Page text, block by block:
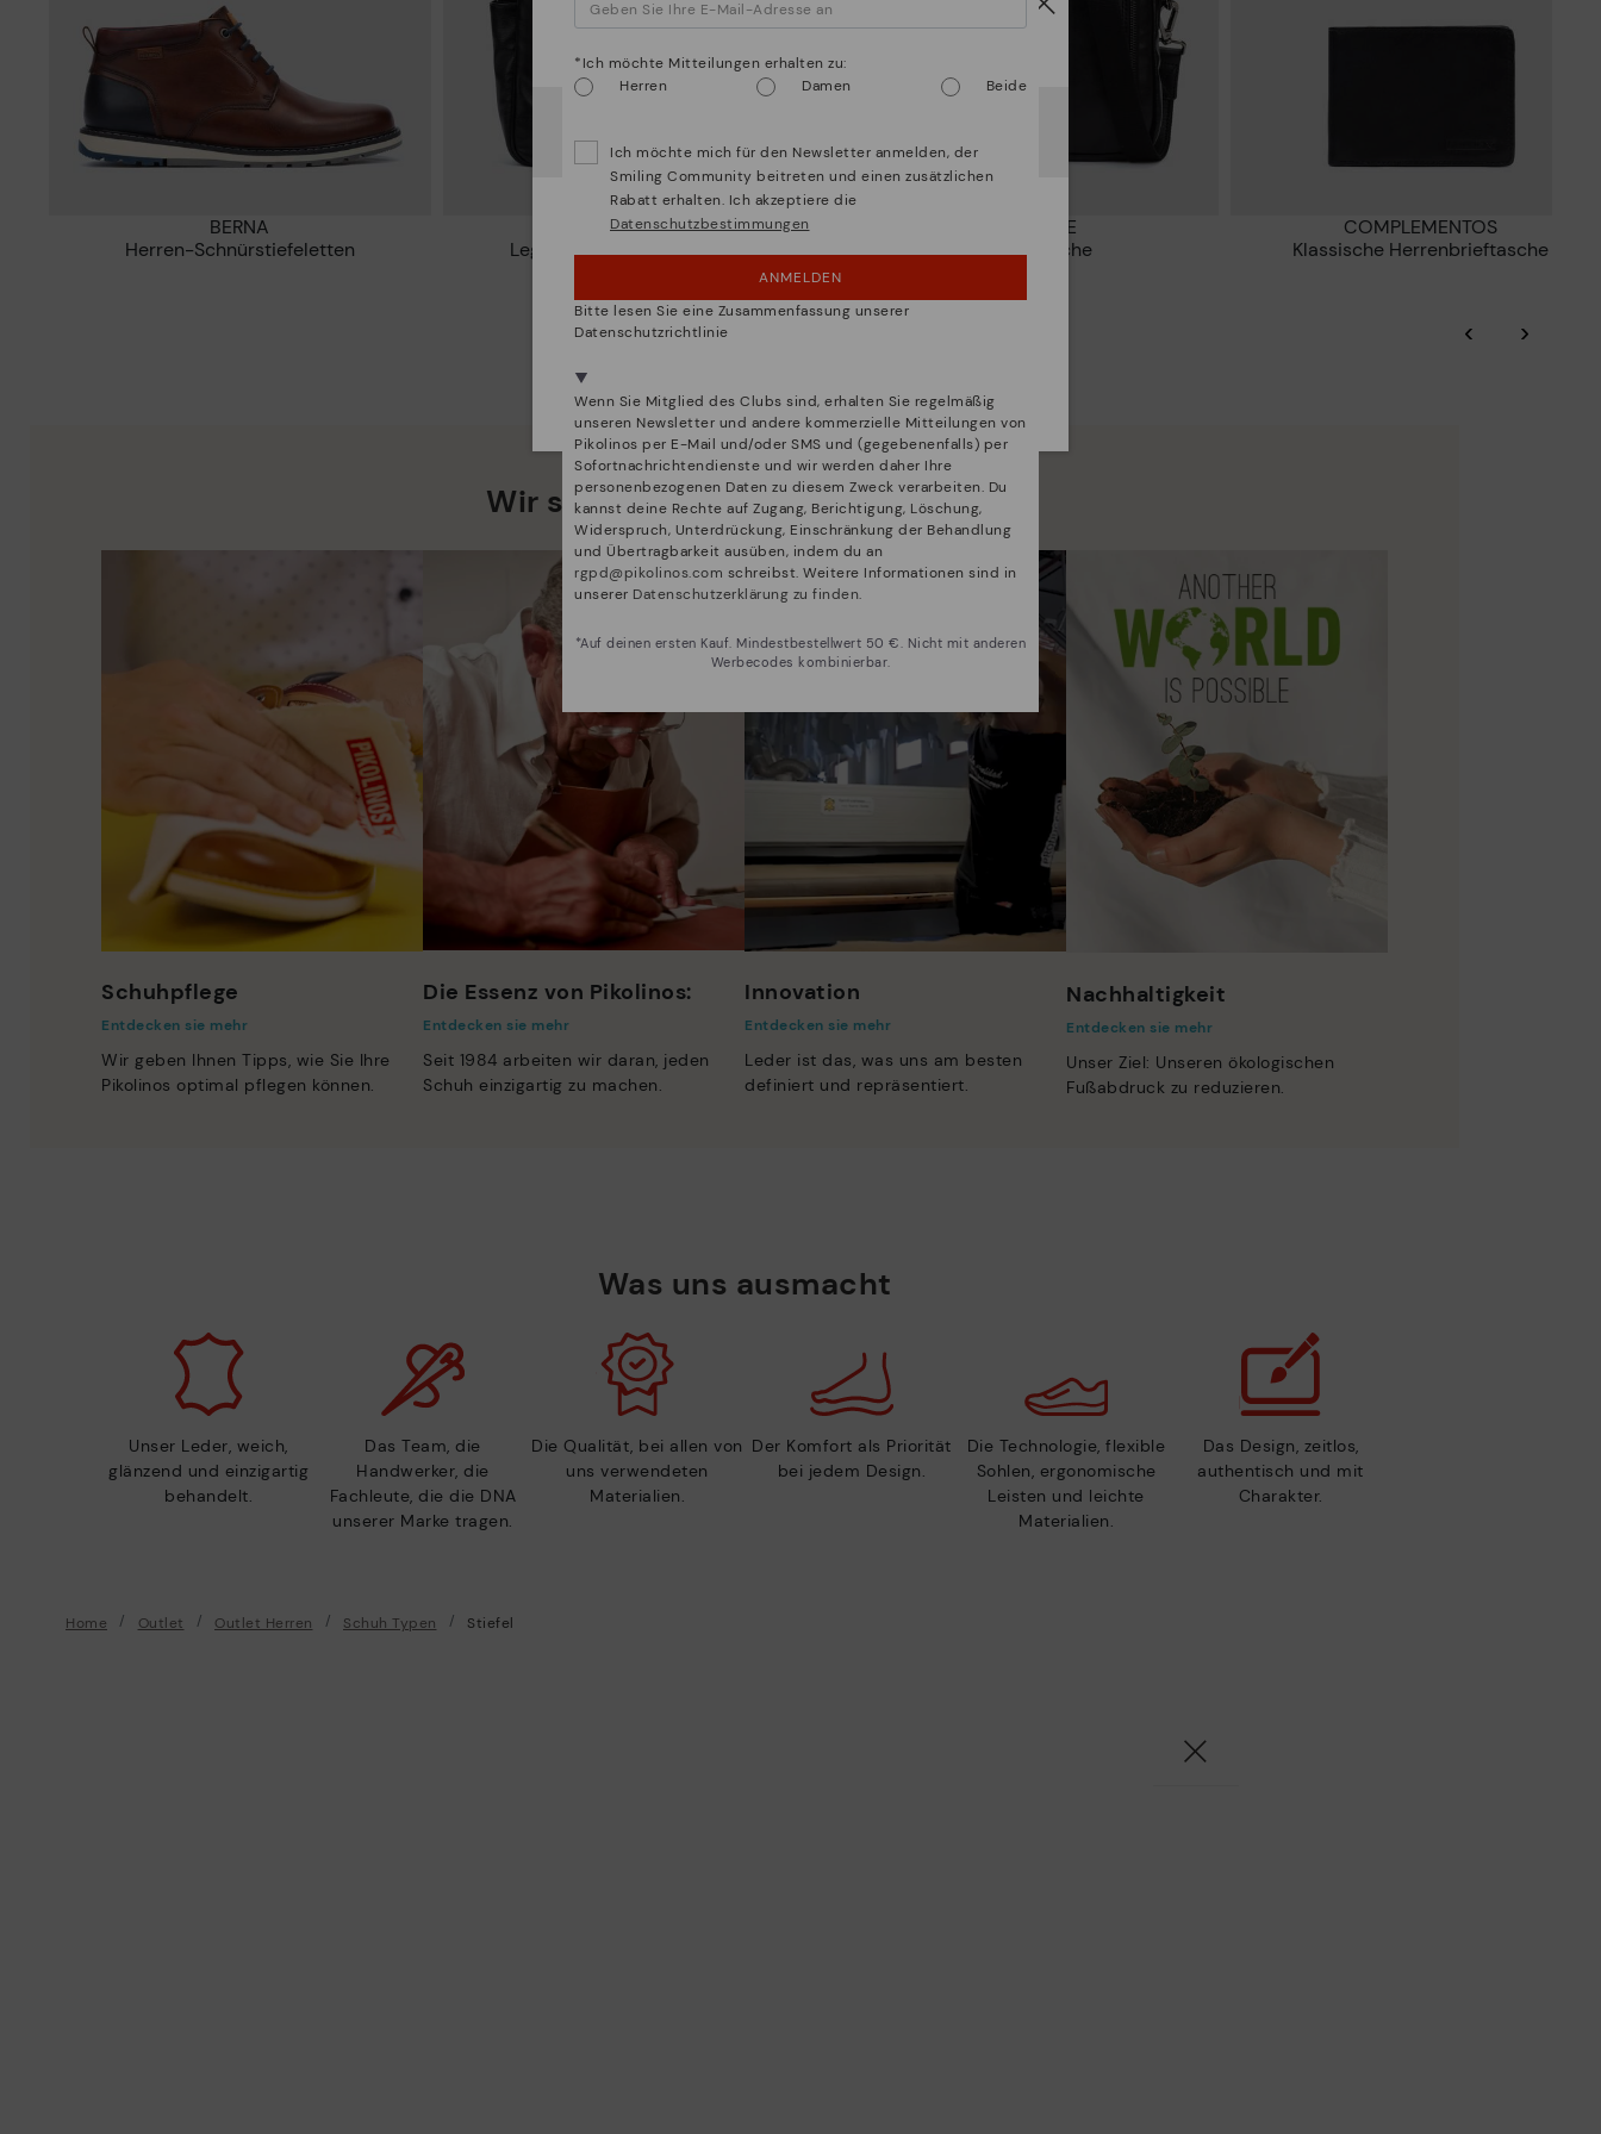
BERNA
Herren-Schnürstiefeletten
BELMONTE
Legerer Rucksack für Herren
BELMONTE
Herren-Tasche
COMPLEMENTOS
Klassische Herrenbrieftasche
‹ ›
Wir sind viel mehr als nur Schuhe
Schuhpflege
Entdecken sie mehr
Wir geben Ihnen Tipps, wie Sie Ihre
Pikolinos optimal pflegen können.
Die Essenz von Pikolinos:
Entdecken sie mehr
Seit 1984 arbeiten wir daran, jeden
Schuh einzigartig zu machen.
Innovation
Entdecken sie mehr
Leder ist das, was uns am besten
definiert und repräsentiert.
Nachhaltigkeit
Entdecken sie mehr
Unser Ziel: Unseren ökologischen
Fußabdruck zu reduzieren.
Was uns ausmacht
Unser Leder, weich,
glänzend und einzigartig
behandelt.
Das Team, die
Handwerker, die
Fachleute, die die DNA
unserer Marke tragen.
Die Qualität, bei allen von
uns verwendeten
Materialien.
Der Komfort als Priorität
bei jedem Design.
Die Technologie, flexible
Sohlen, ergonomische
Leisten und leichte
Materialien.
Das Design, zeitlos,
authentisch und mit
Charakter.
Home Outlet Outlet Herren Schuh Typen Stiefel
Vorsicht!
¿Möchten Sie auf die Website vonUsagehen?
UPS! DAS WAR EIN VERSEHEN, ICH BLEIBE IN
NEIN, ICH MÖCHTE DIE WEBSITE VON
DEUTSCHLAND BESUCHEN
Wählen Siehier ihre aus.
*Ich möchte Mitteilungen erhalten zu:
Herren
Damen Beide
Ich möchte mich für den Newsletter anmelden, der
Smiling Community beitreten und einen zusätzlichen
Rabatt erhalten. Ich akzeptiere die
Datenschutzbestimmungen
ANMELDEN
Bitte lesen Sie eine Zusammenfassung unserer
Datenschutzrichtlinie
Wenn Sie Mitglied des Clubs sind, erhalten Sie regelmäßig
unseren Newsletter und andere kommerzielle Mitteilungen von
Pikolinos per E-Mail und/oder SMS und (gegebenenfalls) per
Sofortnachrichtendienste und wir werden daher Ihre
personenbezogenen Daten zu diesem Zweck verarbeiten. Du
kannst deine Rechte auf Zugang, Berichtigung, Löschung,
Widerspruch, Unterdrückung, Einschränkung der Behandlung
und Übertragbarkeit ausüben, indem du an
rgpd@pikolinos.com schreibst. Weitere Informationen sind in
unserer Datenschutzerklärung zu finden.
*Auf deinen ersten Kauf. Mindestbestellwert 50 €. Nicht mit anderen
Werbecodes kombinierbar.